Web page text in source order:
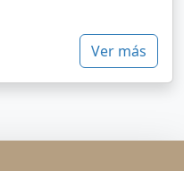
Ver más